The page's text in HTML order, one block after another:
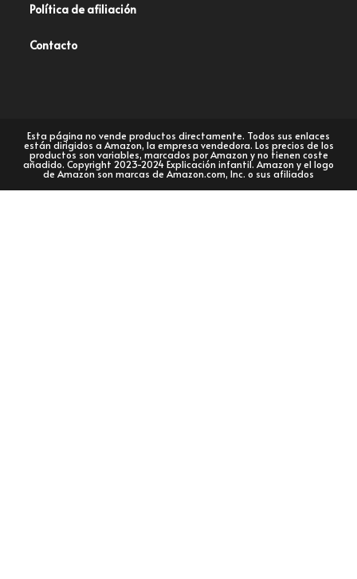
Política de afiliación
Contacto
Esta página no vende productos directamente. Todos sus enlaces
están dirigidos a Amazon, la empresa vendedora. Los precios de los
productos son variables, marcados por Amazon y no tienen coste
añadido. Copyright 2023-2024 Explicación infantil. Amazon y el logo
de Amazon son marcas de Amazon.com, Inc. o sus afiliados